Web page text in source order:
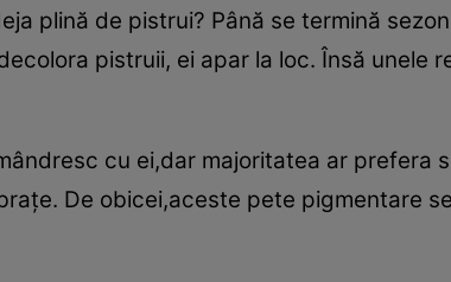
plină de pistrui? Până se termină
pistruii, ei apar la loc. Însă unele
cu ei,dar majoritatea ar prefera
De obicei,aceste pete pigmentare